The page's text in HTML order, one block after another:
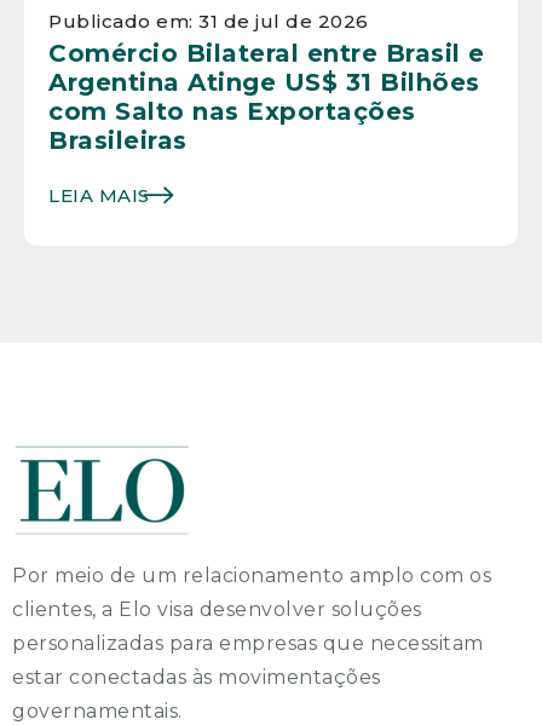
Publicado em: 31 de jul de 2026
Comércio Bilateral entre Brasil e
Argentina Atinge US$ 31 Bilhões
com Salto nas Exportações
Brasileiras
LEIA MAIS
Por meio de um relacionamento amplo com os
clientes, a Elo visa desenvolver soluções
personalizadas para empresas que necessitam
estar conectadas às movimentações
governamentais.